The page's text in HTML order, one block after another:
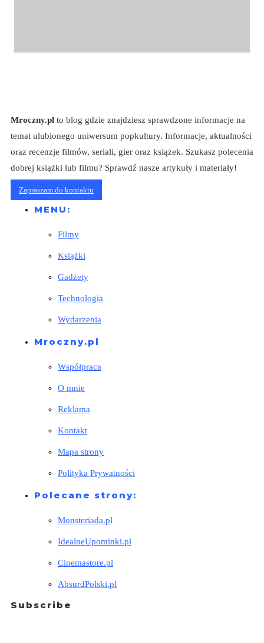
Mroczny.pl to blog gdzie znajdziesz sprawdzone informacje na
temat ulubionego uniwersum popkultury. Informacje, aktualności
oraz recenzje filmów, seriali, gier oraz książek. Szukasz polecenia
dobrej książki lub filmu? Sprawdź nasze artykuły i materiały!
Zapraszam do kontaktu
MENU:
Filmy
Książki
Gadżety
Technologia
Wydarzenia
Mroczny.pl
Współpraca
O mnie
Reklama
Kontakt
Mapa strony
Polityka Prywatności
Polecane strony:
Monsteriada.pl
IdealneUpominki.pl
Cinemastore.pl
AbsurdPolski.pl
Subscribe